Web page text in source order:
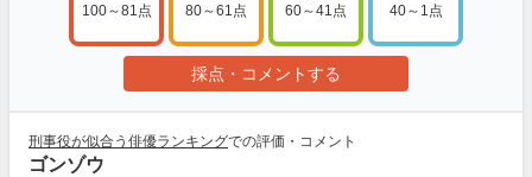
100～81点 80～61点 60～41点 40～1点
採点・コメントする
刑事役が似合う俳優ランキングでの評価・コメント
ゴンゾウ